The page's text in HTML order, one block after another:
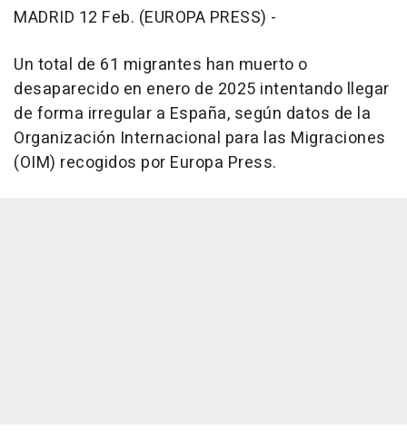
MADRID 12 Feb. (EUROPA PRESS) -
Un total de 61 migrantes han muerto o
desaparecido en enero de 2025 intentando llegar
de forma irregular a España, según datos de la
Organización Internacional para las Migraciones
(OIM) recogidos por Europa Press.